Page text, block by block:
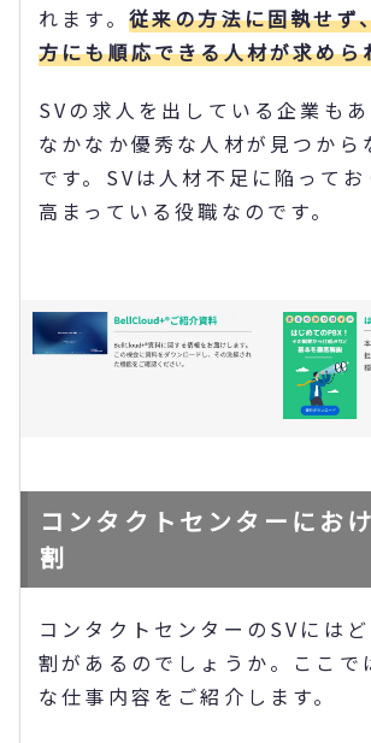
れます。 従来の方法に固執せず
方にも順応できる人材が求めら
SVの求人を出している企業もあ
なかなか優秀な人材が見つから
です。SVは人材不足に陥ってお
高まっている役職なのです。
コンタクトセンターにお
割
コンタクトセンターのSVには
割があるのでしょうか。ここで
な仕事内容をご紹介します。